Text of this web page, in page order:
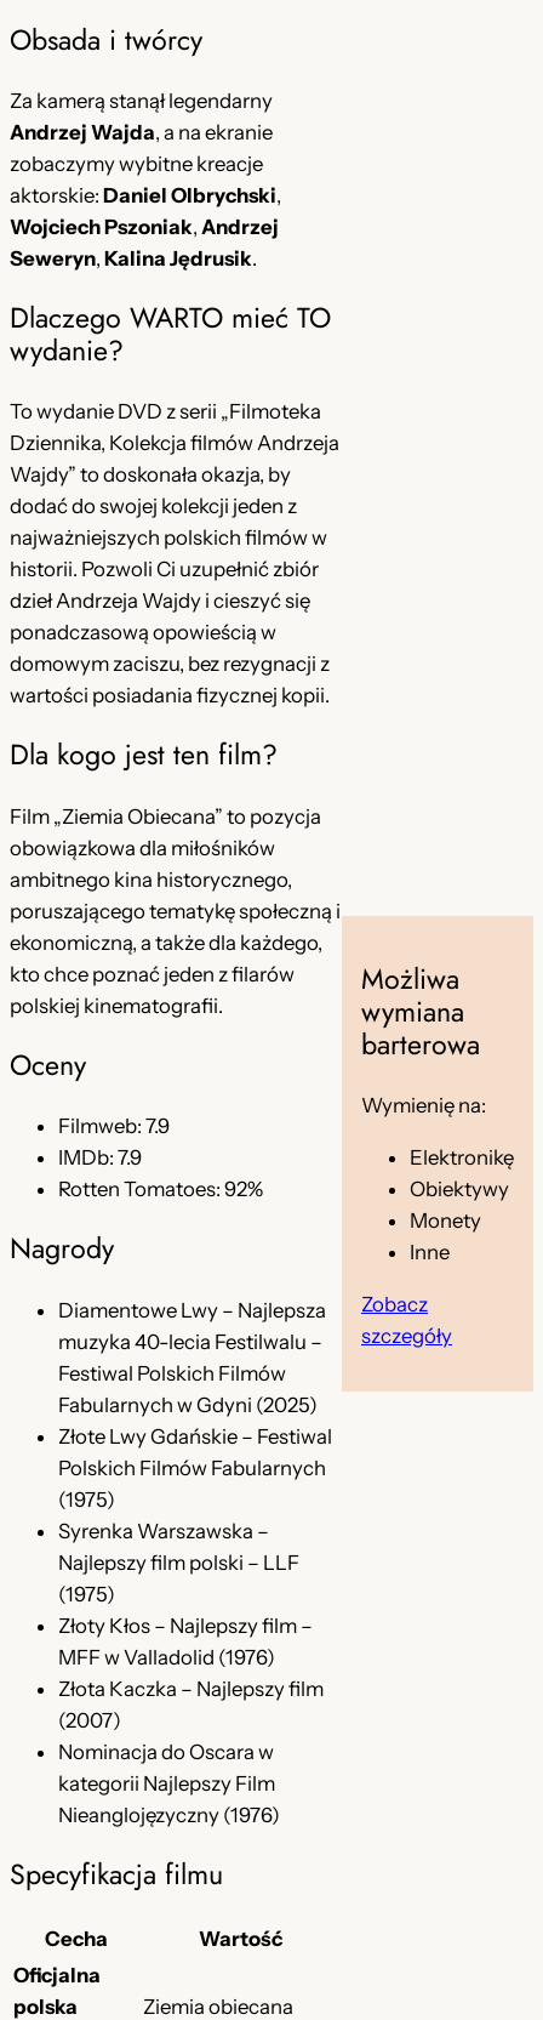
9
z
ł
.
.
V
w
y
d
:
F
i
m
o
e
k
a
D
z
i
e
n
n
i
a
K
o
l
e
k
c
j
f
w
A
Obsada i twórcy
Za kamerą stanął legendarny
Andrzej Wajda, a na ekranie
zobaczymy wybitne kreacje
aktorskie: Daniel Olbrychski,
Wojciech Pszoniak, Andrzej
Seweryn, Kalina Jędrusik.
Dlaczego WARTO mieć TO
wydanie?
To wydanie DVD z serii „Filmoteka
Dziennika, Kolekcja filmów Andrzeja
Wajdy” to doskonała okazja, by
dodać do swojej kolekcji jeden z
najważniejszych polskich filmów w
historii. Pozwoli Ci uzupełnić zbiór
dzieł Andrzeja Wajdy i cieszyć się
ponadczasową opowieścią w
domowym zaciszu, bez rezygnacji z
wartości posiadania fizycznej kopii.
Dla kogo jest ten film?
Film „Ziemia Obiecana” to pozycja
obowiązkowa dla miłośników
ambitnego kina historycznego,
poruszającego tematykę społeczną i
ekonomiczną, a także dla każdego,
kto chce poznać jeden z filarów
polskiej kinematografii.
Oceny
Filmweb: 7.9
IMDb: 7.9
Rotten Tomatoes: 92%
Nagrody
Diamentowe Lwy – Najlepsza
muzyka 40-lecia Festilwalu –
Festiwal Polskich Filmów
Fabularnych w Gdyni (2025)
Złote Lwy Gdańskie – Festiwal
Polskich Filmów Fabularnych
(1975)
Syrenka Warszawska –
Najlepszy film polski – LLF
(1975)
Złoty Kłos – Najlepszy film –
MFF w Valladolid (1976)
Złota Kaczka – Najlepszy film
(2007)
Nominacja do Oscara w
kategorii Najlepszy Film
Nieanglojęzyczny (1976)
Specyfikacja filmu
Cecha
Wartość
Oficjalna
polska
Ziemia obiecana
Możliwa
wymiana
barterowa
Wymienię na:
Elektronikę
Obiektywy
Monety
Inne
Zobacz
szczegóły